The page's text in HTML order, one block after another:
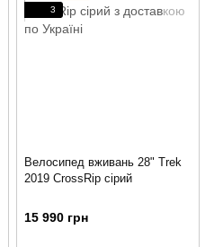
3
Велосипед вживань 28" Trek
2019 CrossRip сірий
15 990 грн